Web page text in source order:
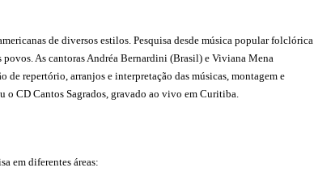
de diversos estilos. Pesquisa desde música popular folclórica
As cantoras Andréa Bernardini (Brasil) e Viviana Mena
de repertório, arranjos e interpretação das músicas, montagem e
o CD Cantos Sagrados, gravado ao vivo em Curitiba.
em diferentes áreas: